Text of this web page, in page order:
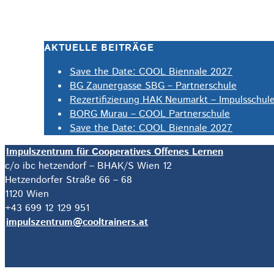
AKTUELLE BEITRÄGE
Save the Date: COOL Biennale 2027
BG Zaunergasse SBG – Partnerschule
Rezertifizierung HAK Neumarkt –
BORG Murau – COOL Partnerschule
Save the Date: COOL Biennale 2027
Impulszentrum für Cooperatives Offenes Lernen
c/o ibc hetzendorf – BHAK/S Wien 12
Hetzendorfer Straße 66 – 68
1120 Wien
+43 699 12 129 951
impulszentrum@cooltrainers.at